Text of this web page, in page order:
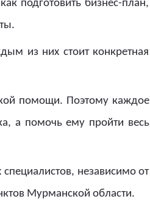
подготовить бизнес-план,
из них стоит конкретная
помощи. Поэтому каждое
а помочь ему пройти весь
независимо от
Мурманской области.